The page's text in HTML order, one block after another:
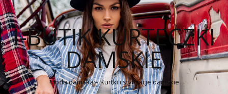
I-BUTIK KURTECZKI
DAMSKIE
Moda damska – Kurtki i stylizacje damskie